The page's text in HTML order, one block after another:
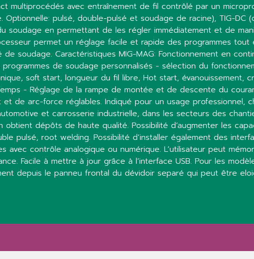
multiprocédés avec entraînement de fil contrôlé par un
Optionnelle: pulsé, double-pulsé et soudage de racine), TIG-DC
soudage en permettant de les régler immédiatement et de
permet un réglage facile et rapide des programmes
soudage. Caractéristiques MIG-MAG: Fonctionnement en
de soudage personnalisés - sélection du
soft start, longueur du fil libre, Hot start, évanouissement,
- Réglage de la rampe de montée et de descente du
de arc-force réglables. Indiqué pour un usage professionnel,
et carrosserie industrielle, dans les secteurs des
obtient dépôts de haute qualité. Possibilité d’augmenter les
pulsé, root welding. Possibilité d’installer également des
avec contrôle analogique ou numérique. L’utilisateur peut
Facile à mettre à jour grâce à l’interface USB. Pour les
depuis le panneu frontal du dévidoir separé qui peut être